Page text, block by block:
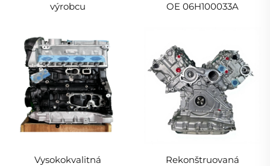
výrobcu
OE 06H100033A
Vysokokvalitná
Rekonštruovaná